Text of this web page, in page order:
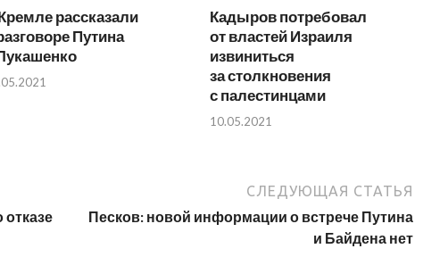
рассказали
Путина
Кадыров потребовал
от властей Израиля
извиниться
за столкновения
с палестинцами
10.05.2021
отказе
СЛЕДУЮЩАЯ СТАТЬЯ
Песков: новой информации о встрече Путина
и Байдена нет